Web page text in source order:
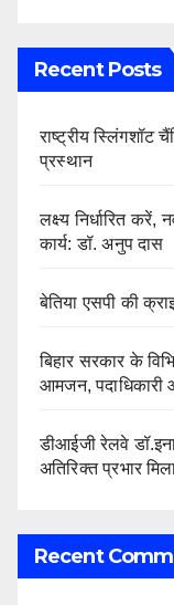
Recent Posts
राष्ट्रीय स्लिंगशॉट
प्रस्थान
लक्ष्य निर्धारित
कार्य: डॉ. अनुप दास
बेतिया एसपी की
बिहार सरकार के
आमजन, पदाधिकारी
डीआईजी रेलवे
अतिरिक्त प्रभार
Recent